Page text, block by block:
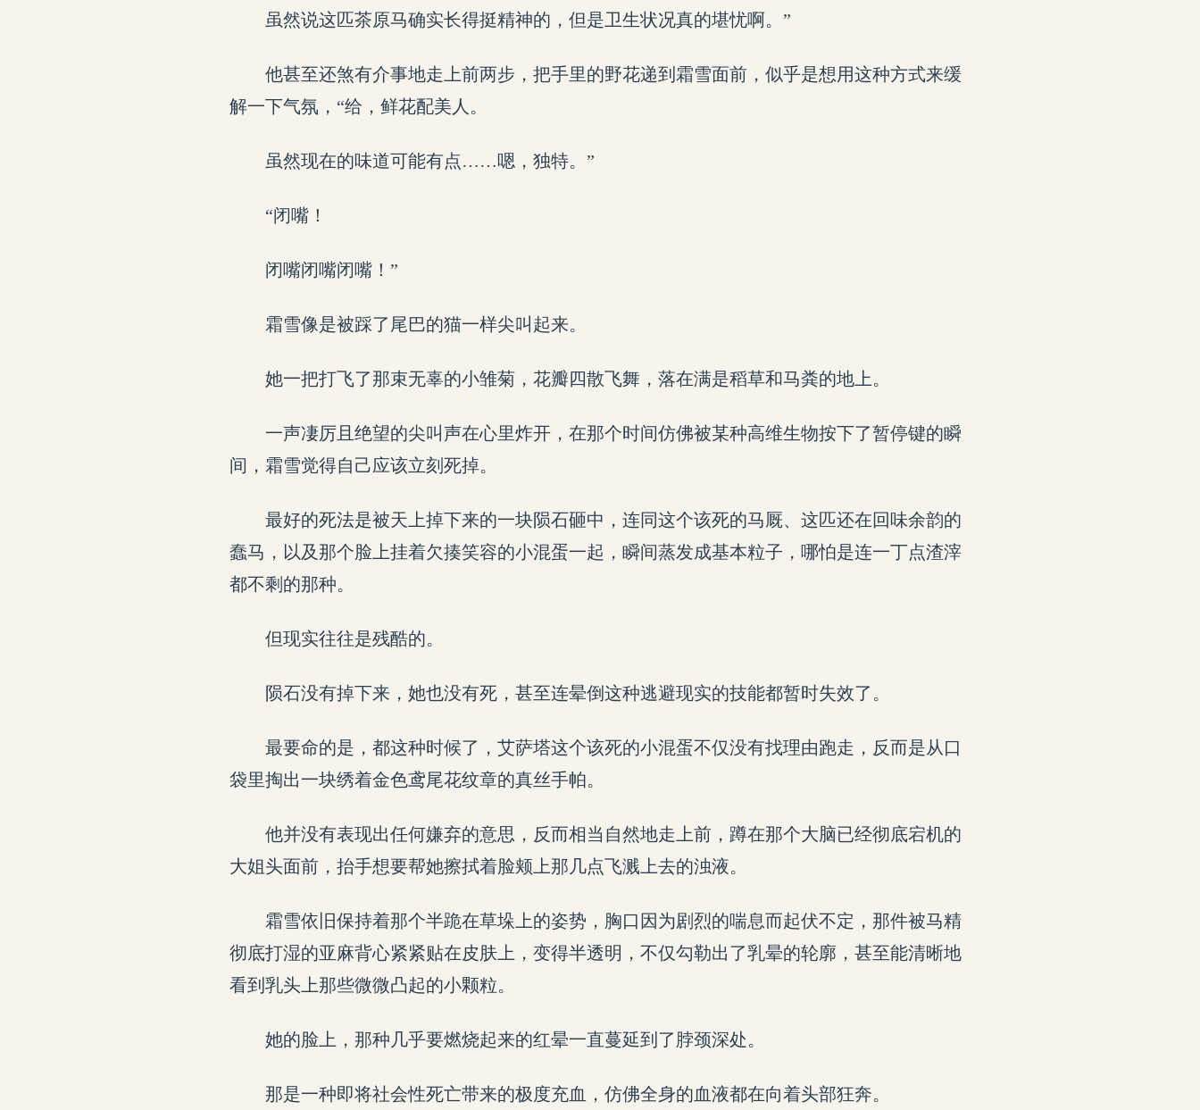
虽然说这匹茶原马确实长得挺精神的，但是卫生状况真的堪忧啊。”
他甚至还煞有介事地走上前两步，把手里的野花递到霜雪面前，似乎是想用这种方式来缓
解一下气氛，“给，鲜花配美人。
虽然现在的味道可能有点……嗯，独特。”
“闭嘴！
闭嘴闭嘴闭嘴！”
霜雪像是被踩了尾巴的猫一样尖叫起来。
她一把打飞了那束无辜的小雏菊，花瓣四散飞舞，落在满是稻草和马粪的地上。
一声凄厉且绝望的尖叫声在心里炸开，在那个时间仿佛被某种高维生物按下了暂停键的瞬
间，霜雪觉得自己应该立刻死掉。
最好的死法是被天上掉下来的一块陨石砸中，连同这个该死的马厩、这匹还在回味余韵的
蠢马，以及那个脸上挂着欠揍笑容的小混蛋一起，瞬间蒸发成基本粒子，哪怕是连一丁点渣滓
都不剩的那种。
但现实往往是残酷的。
陨石没有掉下来，她也没有死，甚至连晕倒这种逃避现实的技能都暂时失效了。
最要命的是，都这种时候了，艾萨塔这个该死的小混蛋不仅没有找理由跑走，反而是从口
袋里掏出一块绣着金色鸢尾花纹章的真丝手帕。
他并没有表现出任何嫌弃的意思，反而相当自然地走上前，蹲在那个大脑已经彻底宕机的
大姐头面前，抬手想要帮她擦拭着脸颊上那几点飞溅上去的浊液。
霜雪依旧保持着那个半跪在草垛上的姿势，胸口因为剧烈的喘息而起伏不定，那件被马精
彻底打湿的亚麻背心紧紧贴在皮肤上，变得半透明，不仅勾勒出了乳晕的轮廓，甚至能清晰地
看到乳头上那些微微凸起的小颗粒。
她的脸上，那种几乎要燃烧起来的红晕一直蔓延到了脖颈深处。
那是一种即将社会性死亡带来的极度充血，仿佛全身的血液都在向着头部狂奔。